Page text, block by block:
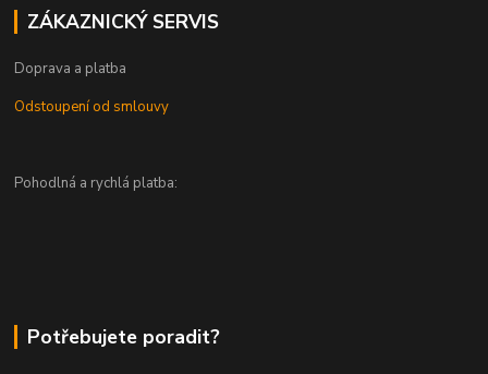
ZÁKAZNICKÝ SERVIS
Doprava a platba
Odstoupení od smlouvy
Pohodlná a rychlá platba:
Potřebujete poradit?